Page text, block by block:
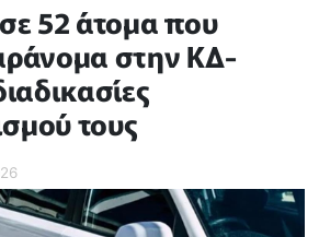
52 άτομα που
στην ΚΔ-
τους